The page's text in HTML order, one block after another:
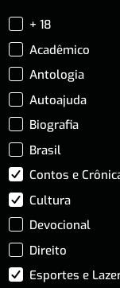
+ 18
Acadêmico
Antologia
Autoajuda
Biografia
Brasil
Contos e
Cultura
Devocional
Direito
Esportes e